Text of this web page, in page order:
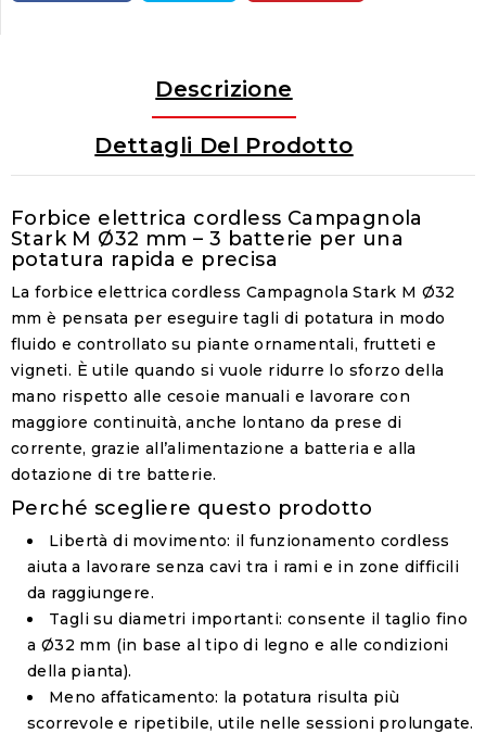
Descrizione
Dettagli Del Prodotto
Forbice elettrica cordless Campagnola
Stark M Ø32 mm – 3 batterie per una
potatura rapida e precisa
La forbice elettrica cordless Campagnola Stark M Ø32
mm è pensata per eseguire tagli di potatura in modo
fluido e controllato su piante ornamentali, frutteti e
vigneti. È utile quando si vuole ridurre lo sforzo della
mano rispetto alle cesoie manuali e lavorare con
maggiore continuità, anche lontano da prese di
corrente, grazie all’alimentazione a batteria e alla
dotazione di tre batterie.
Perché scegliere questo prodotto
Libertà di movimento: il funzionamento cordless
aiuta a lavorare senza cavi tra i rami e in zone difficili
da raggiungere.
Tagli su diametri importanti: consente il taglio fino
a Ø32 mm (in base al tipo di legno e alle condizioni
della pianta).
Meno affaticamento: la potatura risulta più
scorrevole e ripetibile, utile nelle sessioni prolungate.